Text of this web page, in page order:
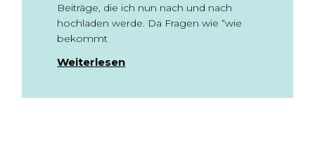
Beiträge, die ich nun nach und nach
hochladen werde. Da Fragen wie “wie
bekommt
Weiterlesen